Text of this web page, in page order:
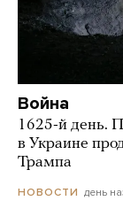
Война
1625-й день.
в Украине
Трампа
НОВОСТИ день